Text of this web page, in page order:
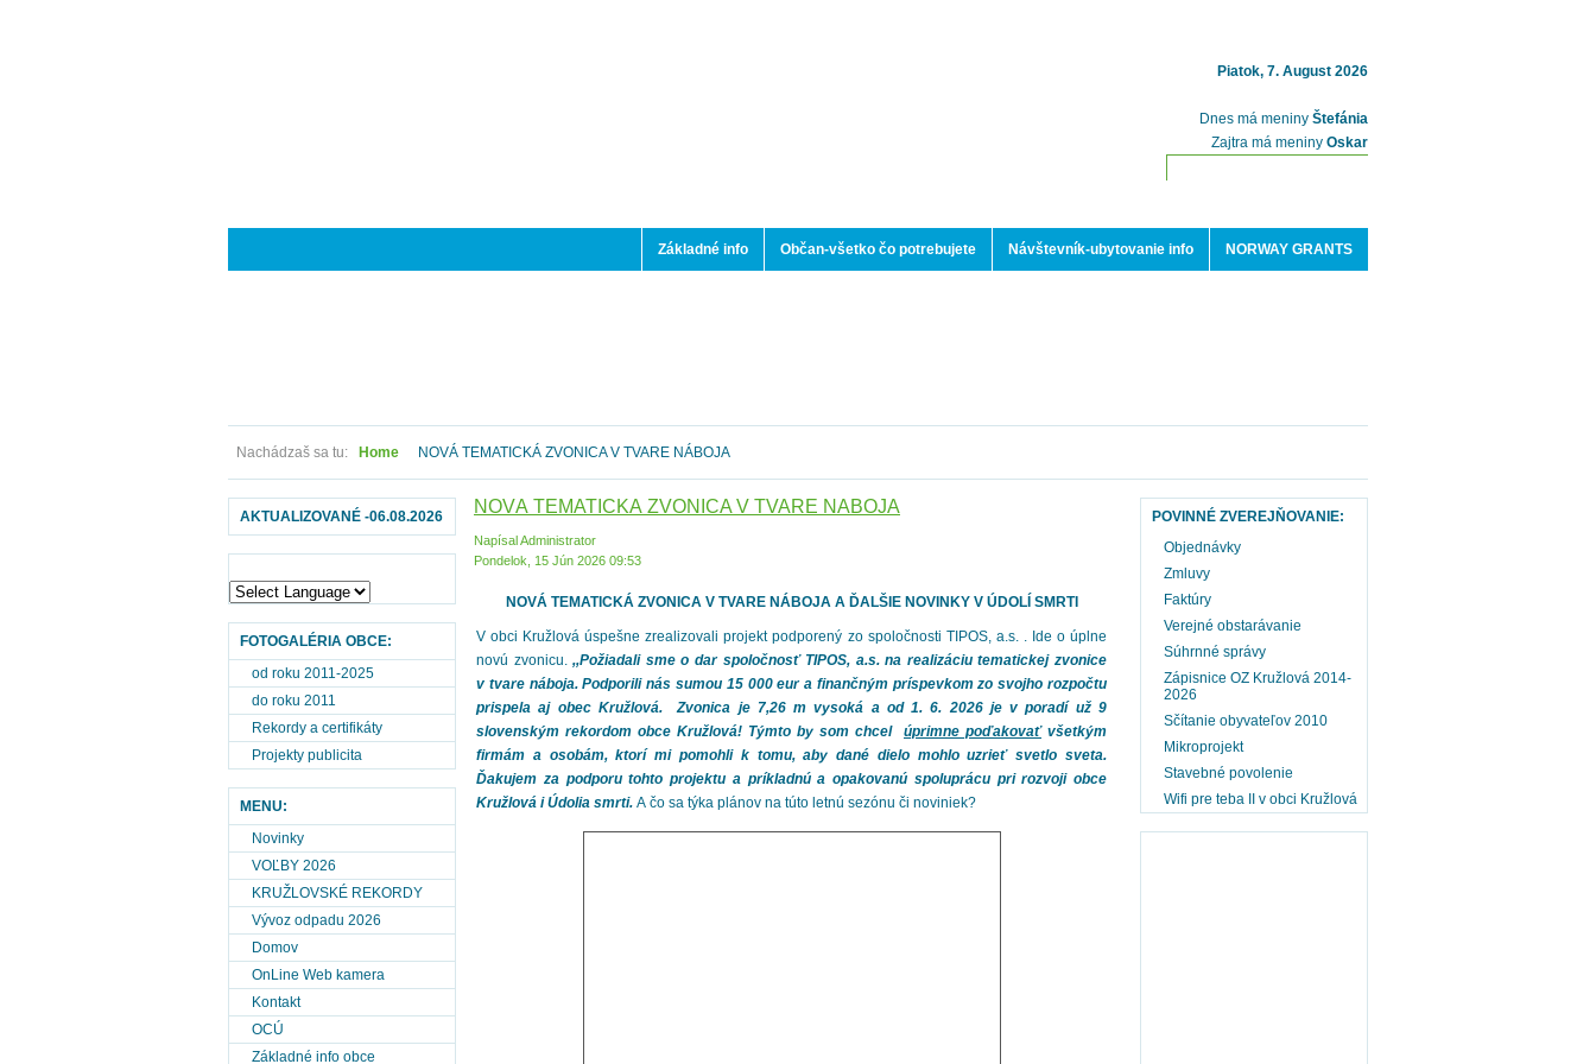
Piatok, 7. August 2026
Dnes má meniny Štefánia
Zajtra má meniny Oskar
Základné info Občan-všetko čo potrebujete Návštevník-ubytovanie info NORWAY GRANTS
Nachádzaš sa tu: Home NOVÁ TEMATICKÁ ZVONICA V TVARE NÁBOJA
AKTUALIZOVANÉ -06.08.2026
FOTOGALÉRIA OBCE:
od roku 2011-2025
do roku 2011
Rekordy a certifikáty
Projekty publicita
MENU:
Novinky
VOĽBY 2026
KRUŽLOVSKÉ REKORDY
Vývoz odpadu 2026
Domov
OnLine Web kamera
Kontakt
OCÚ
Základné info obce
NOVÁ TEMATICKÁ ZVONICA V TVARE NÁBOJA
Napísal Administrator
Pondelok, 15 Jún 2026 09:53
NOVÁ TEMATICKÁ ZVONICA V TVARE NÁBOJA A ĎALŠIE NOVINKY V ÚDOLÍ SMRTI
V obci Kružlová úspešne zrealizovali projekt podporený zo spoločnosti TIPOS, a.s. . Ide o úplne
novú zvonicu.,,Požiadali sme o dar spoločnosť TIPOS, a.s. na realizáciu tematickej zvonice
v tvare náboja. Podporili nás sumou 15 000 eur a finančným príspevkom zo svojho rozpočtu
prispela aj obec Kružlová. Zvonica je 7,26 m vysoká a od 1. 6. 2026 je v poradí už 9
slovenským rekordom obce Kružlová! Týmto by som chcel úprimne poďakovaťvšetkým
firmám a osobám, ktorí mi pomohli k tomu, aby dané dielo mohlo uzrieť svetlo sveta.
Ďakujem za podporu tohto projektu a príkladnú a opakovanú spoluprácu pri rozvoji obce
Kružlová i Údolia smrti. A čo sa týka plánov na túto letnú sezónu či noviniek?
POVINNÉ ZVEREJŇOVANIE:
Objednávky
Zmluvy
Faktúry
Verejné obstarávanie
Súhrnné správy
Zápisnice OZ Kružlová 2014-
2026
Sčítanie obyvateľov 2010
Mikroprojekt
Stavebné povolenie
Wifi pre teba II v obci Kružlová